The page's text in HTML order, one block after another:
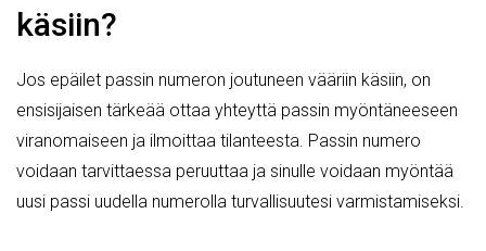
käsiin?
Jos epäilet passin numeron joutuneen vääriin käsiin, on
ensisijaisen tärkeää ottaa yhteyttä passin myöntäneeseen
viranomaiseen ja ilmoittaa tilanteesta. Passin numero
voidaan tarvittaessa peruuttaa ja sinulle voidaan myöntää
uusi passi uudella numerolla turvallisuutesi varmistamiseksi.